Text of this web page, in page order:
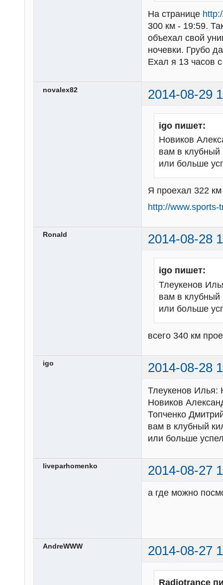
На странице
300 км - 19:59.
объехал свой
ночевки. Грубо
Ехал я 13 часов
novalex82 2014-08-29
igo пишет:
Новиков
вам в клубный
или больше
Я проехал 322
http://
Ronald 2014-08-28
igo пишет:
Тлеукенов
вам в клубный
или больше
всего 340 км
igo 2014-08-28
Тлеукенов Илья:
Новиков
Топченко
вам в клубный
или больше
liveparhomenko 2014-08-27
а где можно
AndreWWW 2014-08-27
Radiotrance